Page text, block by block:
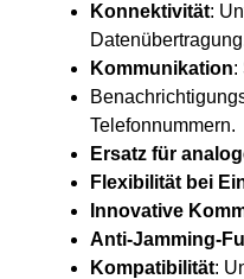
Konnektivität:
Kommunikation:
Telefonnummern.
Ersatz für
Flexibilität bei
Innovative
Anti-Jamming-
Kompatibilität: